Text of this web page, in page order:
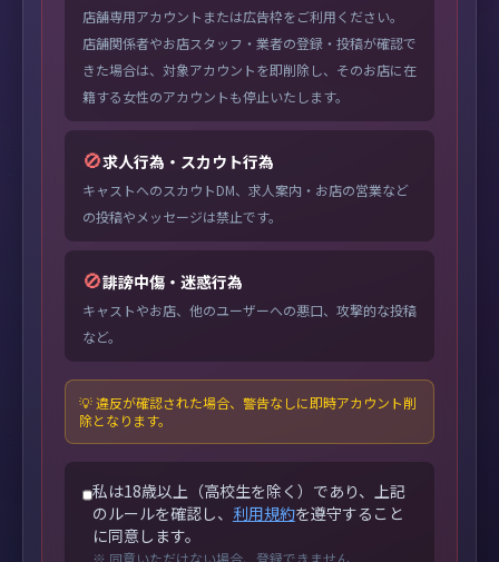
店舗専用アカウントまたは広告枠をご利用ください。
店舗関係者やお店スタッフ・業者の登録・投稿が確認で
きた場合は、対象アカウントを即削除し、そのお店に在
籍する女性のアカウントも停止いたします。
🚫求人行為・スカウト行為
キャストへのスカウトDM、求人案内・お店の営業など
の投稿やメッセージは禁止です。
🚫誹謗中傷・迷惑行為
キャストやお店、他のユーザーへの悪口、攻撃的な投稿
など。
💡 違反が確認された場合、警告なしに即時アカウント削
除となります。
私は18歳以上（高校生を除く）であり、上記
のルールを確認し、 利用規約を遵守すること
に同意します。
※ 同意いただけない場合、登録できません